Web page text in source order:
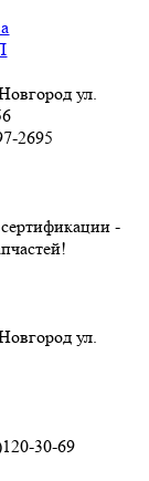
ул.
2695
-
ул.
30-69